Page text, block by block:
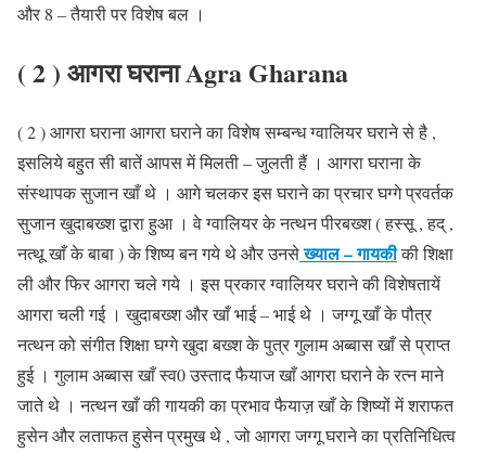
और 8 – तैयारी पर विशेष बल ।
( 2 ) आगरा घराना Agra Gharana
( 2 ) आगरा घराना आगरा घराने का विशेष सम्बन्ध ग्वालियर घराने से है ,
इसलिये बहुत सी बातें आपस में मिलती – जुलती हैं । आगरा घराना के
संस्थापक सुजान खाँ थे । आगे चलकर इस घराने का प्रचार घग्गे प्रवर्तक
सुजान खुदाबख्श द्वारा हुआ । वे ग्वालियर के नत्थन पीरबख्श ( हस्सू , हद् ,
नत्थू खाँ के बाबा ) के शिष्य बन गये थे और उनसेख्याल – गायकीकी शिक्षा
ली और फिर आगरा चले गये । इस प्रकार ग्वालियर घराने की विशेषतायें
आगरा चली गई । खुदाबख्श और खाँ भाई – भाई थे । जग्गू खाँ के पौत्र
नत्थन को संगीत शिक्षा घग्गे खुदा बख्श के पुत्र गुलाम अब्बास खाँ से प्राप्त
हुई । गुलाम अब्बास खाँ स्व0 उस्ताद फैयाज खाँ आगरा घराने के रत्न माने
जाते थे । नत्थन खाँ की गायकी का प्रभाव फैयाज़ खाँ के शिष्यों में शराफत
हुसेन और लताफत हुसेन प्रमुख थे , जो आगरा जग्गू घराने का प्रतिनिधित्व